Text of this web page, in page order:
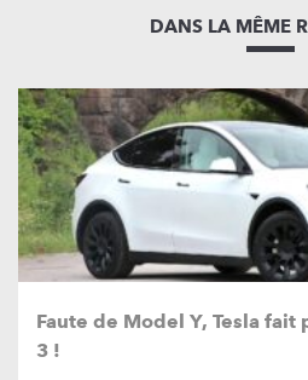
DANS LA MÊME
Faute de Model Y, Tesla fait
3 !